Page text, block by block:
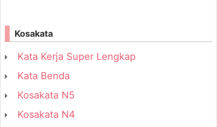
Kosakata
Kata Kerja Super Lengkap
Kata Benda
Kosakata N5
Kosakata N4